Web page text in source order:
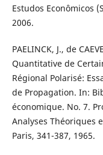
Estudos Econômicos
2006.
PAELINCK, J., de
Quantitative de
Régional Polarisé:
de Propagation. In:
économique. No. 7.
Analyses Théoriques
Paris, 341-387, 1965.